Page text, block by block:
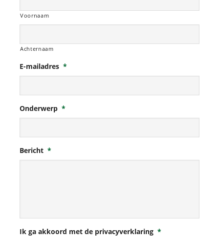
Voornaam
Achternaam
E-mailadres *
Onderwerp *
Bericht *
Ik ga akkoord met de privacyverklaring *